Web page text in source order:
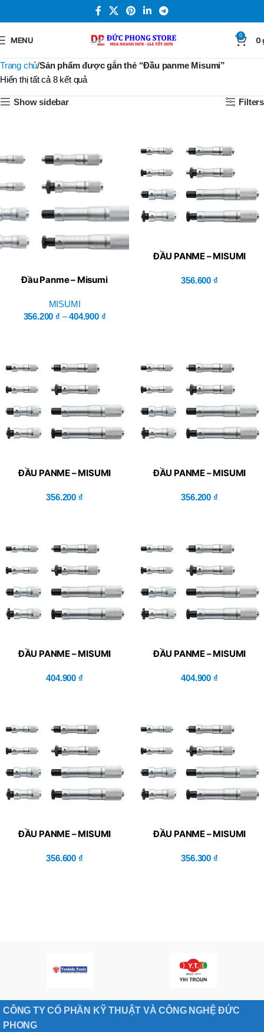
MENU 0 0
Trang chủ Sản phẩm được gắn thẻ “Đầu panme Misumi”
Hiển thị tất cả 8 kết quả
Show sidebar Filters
Đầu Panme – Misumi
MISUMI
356.200 ₫ – 404.900 ₫
ĐẦU PANME – MISUMI
356.600 ₫
ĐẦU PANME – MISUMI
356.200 ₫
ĐẦU PANME – MISUMI
356.200 ₫
ĐẦU PANME – MISUMI
404.900 ₫
ĐẦU PANME – MISUMI
404.900 ₫
ĐẦU PANME – MISUMI
356.600 ₫
ĐẦU PANME – MISUMI
356.300 ₫
CÔNG TY CỔ PHẦN KỸ THUẬT VÀ CÔNG NGHỆ ĐỨC
PHONG